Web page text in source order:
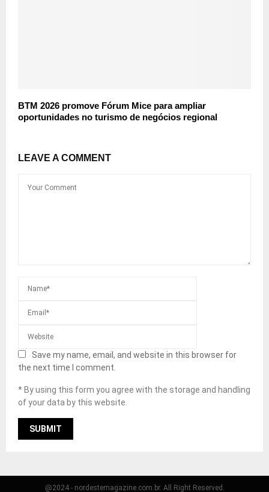
BTM 2026 promove Fórum Mice para ampliar
oportunidades no turismo de negócios regional
LEAVE A COMMENT
Save my name, email, and website in this browser for
the next time I comment.
* By using this form you agree with the storage and handling
of your data by this website.
@2024 - nordestemagazine.com.br. All Right Reserved.